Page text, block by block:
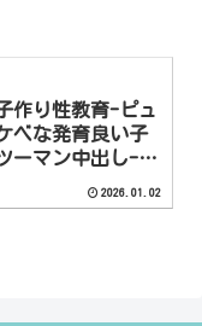
作り性教育-ピュ
ベな発育良い子
ーマン中出し-
2026.01.02